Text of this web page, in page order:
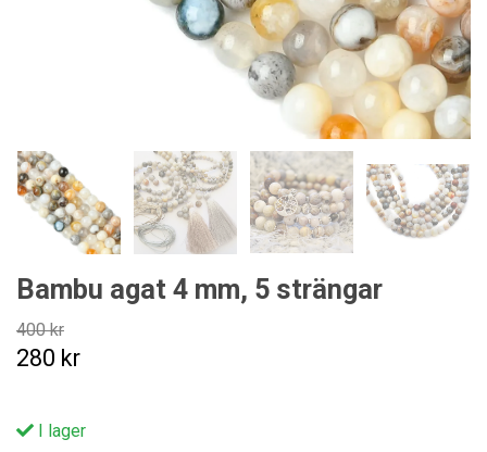
Bambu agat 4 mm, 5 strängar
400 kr
280 kr
I lager